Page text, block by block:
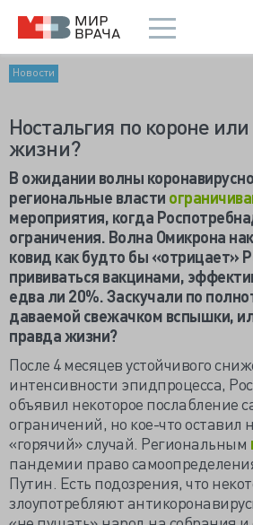
Новости
Ностальгия по короне
жизни?
В ожидании волны
региональные власти
мероприятия, когда
ограничения. Волна Омикрона
ковид как будто бы «отрицает»
прививаться вакцинами,
едва ли 20%. Заскучали по
даваемой свежачком вспышки,
правда жизни?
После 4 месяцев устойчивого
интенсивности эпидпроцесса,
объявил некоторое послабление
ограничений, но кое-что оставил
«горячий» случай. Региональным
пандемии право
Путин. Есть подозрения, что
злоупотребляют